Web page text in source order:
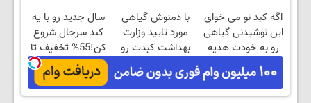
کن
اگه کبد نو می خوای
این نوشیدنی گیاهی
رو به خودت هدیه
بده55%تخفیف
با دمنوش گیاهی
مورد تایید وزارت
بهداشت کبدت رو
پاکسازی
کن55%تخفیف
سال جدید رو با یه
کبد سرحال شروع
کن!55% تخفیف تا
امشب